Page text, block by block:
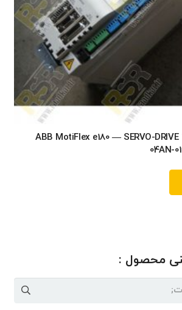
ABB MotiFlex e180 — SERVO-
04AN-
محصول :